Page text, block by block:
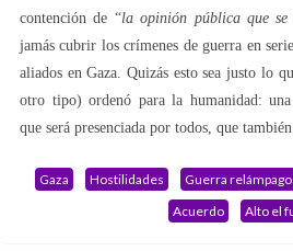
contención de “la opinión pública que se
jamás cubrir los crímenes de guerra en
aliados en Gaza. Quizás esto sea justo lo
otro tipo) ordenó para la humanidad:
que será presenciada por todos, que
Gaza Hostilidades Guerra
Acuerdo
Alto el